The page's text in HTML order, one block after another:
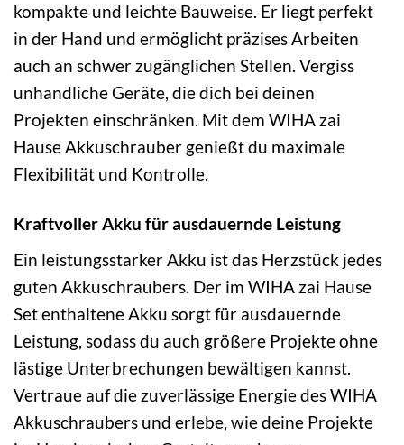
kompakte und leichte Bauweise. Er liegt perfekt
in der Hand und ermöglicht präzises Arbeiten
auch an schwer zugänglichen Stellen. Vergiss
unhandliche Geräte, die dich bei deinen
Projekten einschränken. Mit dem WIHA zai
Hause Akkuschrauber genießt du maximale
Flexibilität und Kontrolle.
Kraftvoller Akku für ausdauernde Leistung
Ein leistungsstarker Akku ist das Herzstück jedes
guten Akkuschraubers. Der im WIHA zai Hause
Set enthaltene Akku sorgt für ausdauernde
Leistung, sodass du auch größere Projekte ohne
lästige Unterbrechungen bewältigen kannst.
Vertraue auf die zuverlässige Energie des WIHA
Akkuschraubers und erlebe, wie deine Projekte